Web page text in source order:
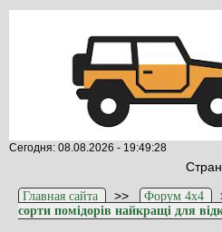
Сегодня: 08.08.2026 - 19:49:28
Главная сайта >> Форум 4x4
сорти помідорів найкращі для